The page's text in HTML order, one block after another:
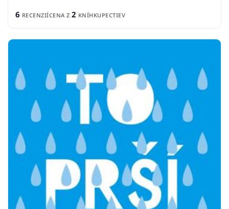
6 RECENZIÍCENA Z 2 KNÍHKUPECTIEV